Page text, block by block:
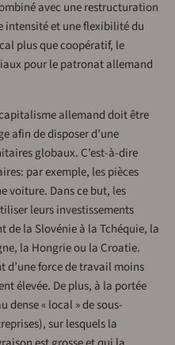
avec une restructuration
intensité et une flexibilité du
plus que coopératif, le
pour le patronat allemand
allemand doit être
afin de disposer d’une
globaux. C’est-à-dire
par exemple, les pièces
voiture. Dans ce but, les
leurs investissements
la Slovénie à la Tchéquie, la
la Hongrie ou la Croatie.
d’une force de travail moins
élevée. De plus, à la portée
dense « local » de sous-
sur lesquels la